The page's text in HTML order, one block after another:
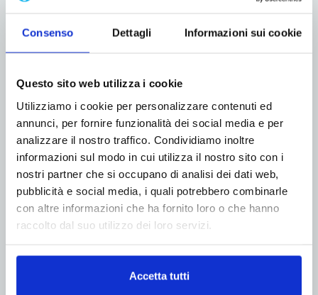
Consenso Dettagli Informazioni sui cookie
Questo sito web utilizza i cookie
Utilizziamo i cookie per personalizzare contenuti ed
annunci, per fornire funzionalità dei social media e per
analizzare il nostro traffico. Condividiamo inoltre
informazioni sul modo in cui utilizza il nostro sito con i
nostri partner che si occupano di analisi dei dati web,
pubblicità e social media, i quali potrebbero combinarle
con altre informazioni che ha fornito loro o che hanno
raccolto dal suo utilizzo dei loro servizi.
Accetta tutti